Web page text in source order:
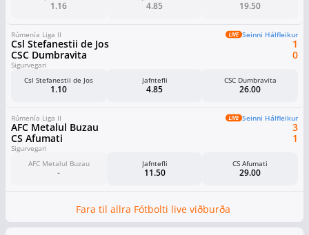
1.16 4.85 19.50
Rúmenía Liga II Seinni Hálfleikur
Csl Stefanestii de Jos
CSC Dumbravita
1
0
Sigurvegari
Csl Stefanestii de Jos
1.10
Jafntefli
4.85
CSC Dumbravita
26.00
Rúmenía Liga II Seinni Hálfleikur
AFC Metalul Buzau
CS Afumati
3
1
Sigurvegari
AFC Metalul Buzau
-
Jafntefli
11.50
CS Afumati
29.00
Fara til allra Fótbolti live viðburða